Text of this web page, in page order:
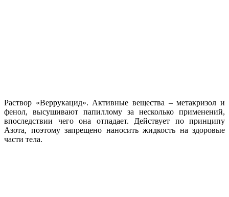
Раствор «Веррукацид». Активные вещества – метакризол и
фенол, высушивают папиллому за несколько применений,
впоследствии чего она отпадает. Действует по принципу
Азота, поэтому запрещено наносить жидкость на здоровые
части тела.